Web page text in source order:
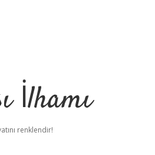
İlhamı
renklendir!